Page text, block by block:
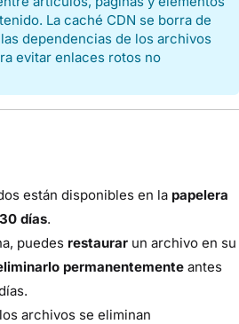
La caché CDN se borra de
dependencias de los archivos
evitar enlaces rotos no
están disponibles en la papelera
30 días.
puedes restaurar un archivo en su
permanentemente antes
archivos se eliminan